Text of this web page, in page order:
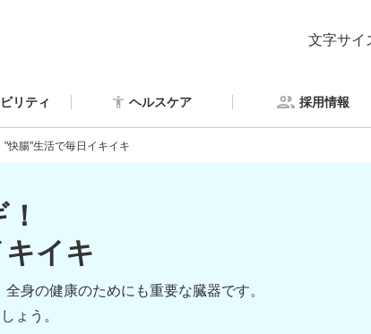
文字サイ
リティ ヘルスケア 採用情報
"快腸"生活で毎日イキイキ
イキ
身の健康のためにも重要な臓器です。
ょう。